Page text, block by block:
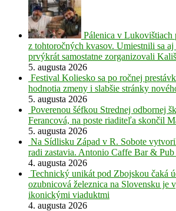
Pálenica v Lukovištiach
z tohtoročných kvasov. Umiestnili sa
prvýkrát samostatne zorganizovali
5. augusta 2026
Festival Koliesko sa po ročnej
hodnotia zmeny i slabšie stránky
5. augusta 2026
Poverenou šéfkou Strednej odbornej
Ferancová, na poste riaditeľa skončil
5. augusta 2026
Na Sídlisku Západ v R. Sobote
radi zastavia. Antonio Caffe Bar &
4. augusta 2026
Technický unikát pod Zbojskou čaká
ozubnicová železnica na Slovensku je
ikonickými viaduktmi
4. augusta 2026